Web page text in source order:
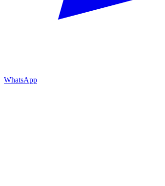
WhatsApp